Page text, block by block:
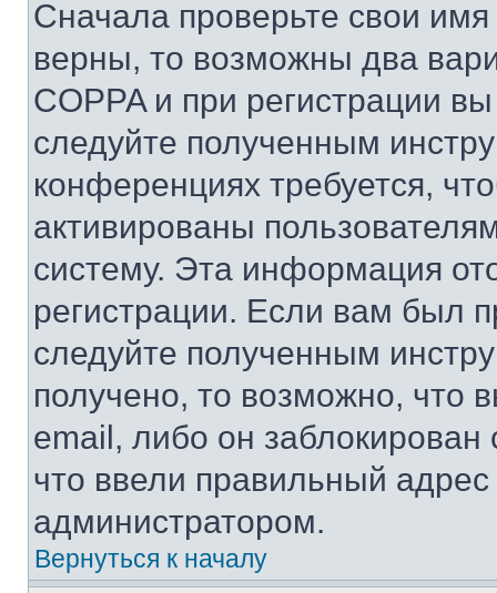
Сначала проверьте свои
верны, то возможны два
COPPA и при регистрации
следуйте полученным
конференциях требуется,
активированы
систему. Эта информация
регистрации. Если вам был
следуйте полученным
получено, то возможно, что
email, либо он
что ввели правильный адрес
администратором.
Вернуться к началу